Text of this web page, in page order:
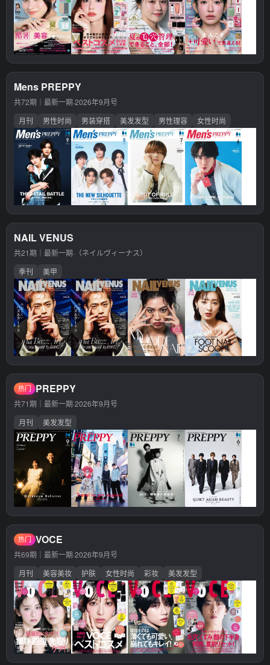
Mens PREPPY
共72期｜最新一期·2026年9月号
月刊
男性时尚 男装穿搭 美发发型 男性理容 女性时尚
NAIL VENUS
共21期｜最新一期· （ネイルヴィーナス）
季刊
美甲
热门 PREPPY
共71期｜最新一期·2026年9月号
月刊
美发发型
热门 VOCE
共69期｜最新一期·2026年9月号
月刊
美容美妆 护肤 女性时尚 彩妆 美发发型